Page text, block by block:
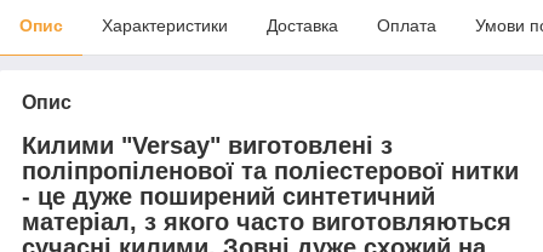
Опис Характеристики Доставка Оплата Умови
Опис
Килими "Versay" виготовлені з
поліпропіленової та поліестерової нитки
- це дуже поширений синтетичний
матеріал, з якого часто виготовляються